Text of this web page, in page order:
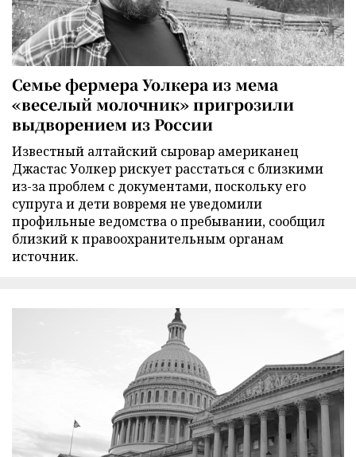
Семье фермера Уолкера из мема
«веселый молочник» пригрозили
выдворением из России
Известный алтайский сыровар американец
Джастас Уолкер рискует расстаться с близкими
из-за проблем с документами, поскольку его
супруга и дети вовремя не уведомили
профильные ведомства о пребывании, сообщил
близкий к правоохранительным органам
источник.